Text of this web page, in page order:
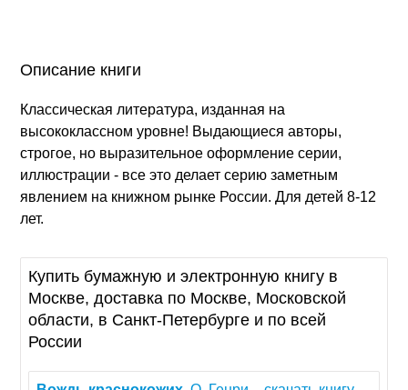
Описание книги
Классическая литература, изданная на
высококлассном уровне! Выдающиеся авторы,
строгое, но выразительное оформление серии,
иллюстрации - все это делает серию заметным
явлением на книжном рынке России. Для детей 8-12
лет.
Купить бумажную и электронную книгу в
Москве, доставка по Москве, Московской
области, в Санкт-Петербурге и по всей
России